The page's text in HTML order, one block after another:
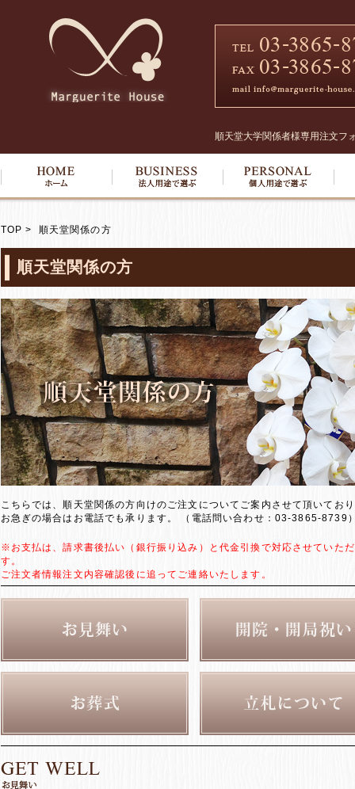
順天堂大学関係者様専用注文フ
TOP > 順天堂関係の方
順天堂関係の方
こちらでは、順天堂関係の方向けのご注文についてご案内させて頂いてお
お急ぎの場合はお電話でも承ります。 （電話問い合わせ：03-3865-8739
※お支払は、請求書後払い（銀行振り込み）と代金引換で対応させていた
す。
ご注文者情報注文内容確認後に追ってご連絡いたします。